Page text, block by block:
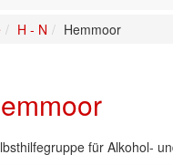
H - N Hemmoor
für Alkohol-